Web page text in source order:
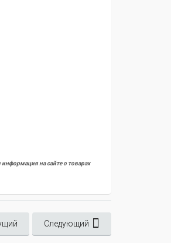
информация на сайте о товарах
Следующий